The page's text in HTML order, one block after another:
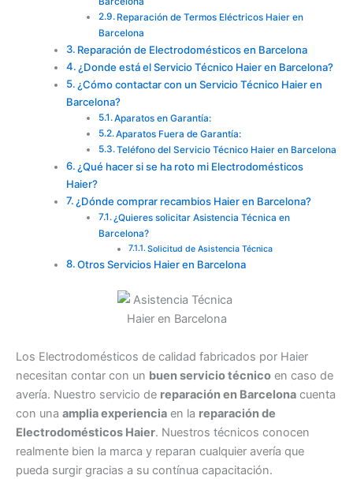
Reparación de Termos Eléctricos Haier en
Barcelona
Reparación de Electrodomésticos en Barcelona
¿Donde está el Servicio Técnico Haier en Barcelona?
¿Cómo contactar con un Servicio Técnico Haier en
Barcelona?
Aparatos en Garantía:
Aparatos Fuera de Garantía:
Teléfono del Servicio Técnico Haier en Barcelona
¿Qué hacer si se ha roto mi Electrodomésticos
Haier?
¿Dónde comprar recambios Haier en Barcelona?
¿Quieres solicitar Asistencia Técnica en
Barcelona?
Solicitud de Asistencia Técnica
Otros Servicios Haier en Barcelona
Los Electrodomésticos de calidad fabricados por Haier
necesitan contar con un buen servicio técnico en caso de
avería. Nuestro servicio de reparación en Barcelona cuenta
con una amplia experiencia en la reparación de
Electrodomésticos Haier. Nuestros técnicos conocen
realmente bien la marca y reparan cualquier avería que
pueda surgir gracias a su contínua capacitación.